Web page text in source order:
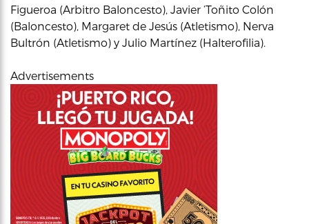
Figueroa (Arbitro Baloncesto), Javier ‘Toñito Colón
(Baloncesto), Margaret de Jesús (Atletismo), Nerva
Bultrón (Atletismo) y Julio Martínez (Halterofilia).
Advertisements